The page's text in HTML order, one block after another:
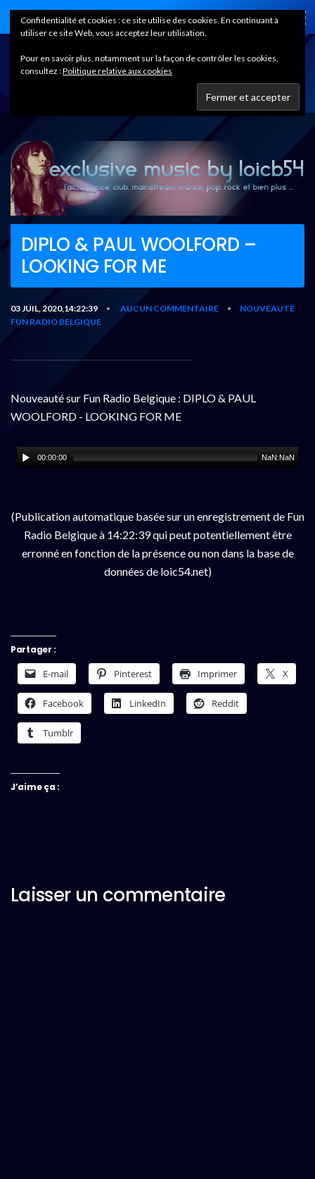
Home
DIPLO & PAUL WOOLFORD –
LOOKING FOR ME
03 JUIL, 2020,14:22:39 • AUCUN COMMENTAIRE •
NOUVEAUTÉ
FUN RADIO BELGIQUE
Nouveauté sur Fun Radio Belgique : DIPLO & PAUL
WOOLFORD - LOOKING FOR ME
00:00:00 NaN:NaN
(Publication automatique basée sur un enregistrement de Fun
Radio Belgique à 14:22:39 qui peut potentiellement être
erronné en fonction de la présence ou non dans la base de
données de loic54.net)
Partager :
E-mail Pinterest Imprimer X
Facebook LinkedIn Reddit
Tumblr
J’aime ça :
Laisser un commentaire
Confidentialité et cookies : ce site utilise des cookies. En continuant à
utiliser ce site Web, vous acceptez leur utilisation.
Pour en savoir plus, notamment sur la façon de contrôler les cookies,
consultez :Politique relative aux cookies